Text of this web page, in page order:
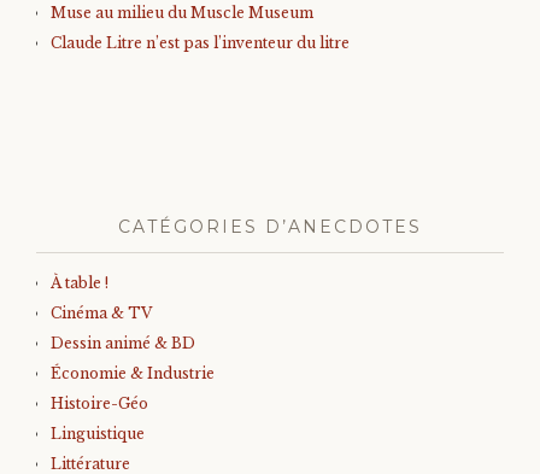
Muse au milieu du Muscle Museum
Claude Litre n’est pas l’inventeur du litre
CATÉGORIES D’ANECDOTES
À table !
Cinéma & TV
Dessin animé & BD
Économie & Industrie
Histoire-Géo
Linguistique
Littérature